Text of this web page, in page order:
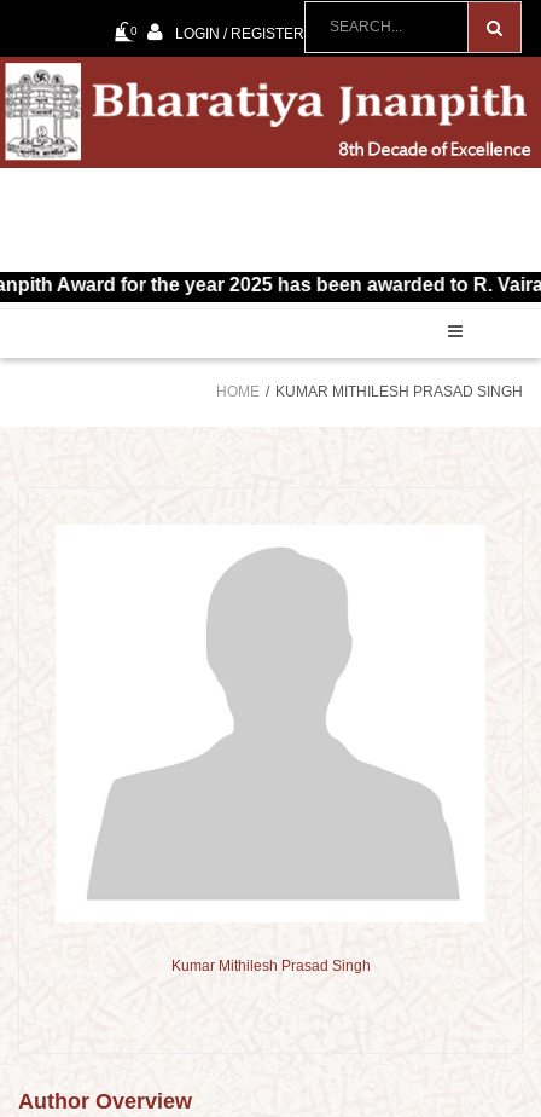
0 LOGIN / REGISTER
Award for the year 2025 has been awarded to R.
HOME KUMAR MITHILESH PRASAD SINGH
Kumar Mithilesh Prasad Singh
Author Overview